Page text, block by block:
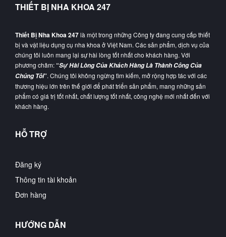
THIẾT BỊ NHA KHOA 247
Thiết Bị Nha Khoa 247là một trong những Công ty đang cung cấp thiết
bị và vật liệu dụng cụ nha khoa ở Việt Nam. Các sản phẩm, dịch vụ của
chúng tôi luôn mang lại sự hài lòng tốt nhất cho khách hàng. Với
phương châm:“Sự Hài Lòng Của Khách Hàng Là Thành Công Của
Chúng Tôi”. Chúng tôi không ngừng tìm kiếm, mở rộng hợp tác với các
thương hiệu lớn trên thế giới để phát triển sản phẩm, mang những sản
phẩm có giá trị tốt nhất, chất lượng tốt nhất, công nghệ mới nhất đến với
khách hàng.
HỖ TRỢ
Đăng ký
Thông tin tài khoản
Đơn hàng
HƯỚNG DẪN